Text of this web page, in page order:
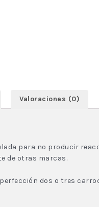
Valoraciones (0)
para no producir
de otras marcas.
dos o tres